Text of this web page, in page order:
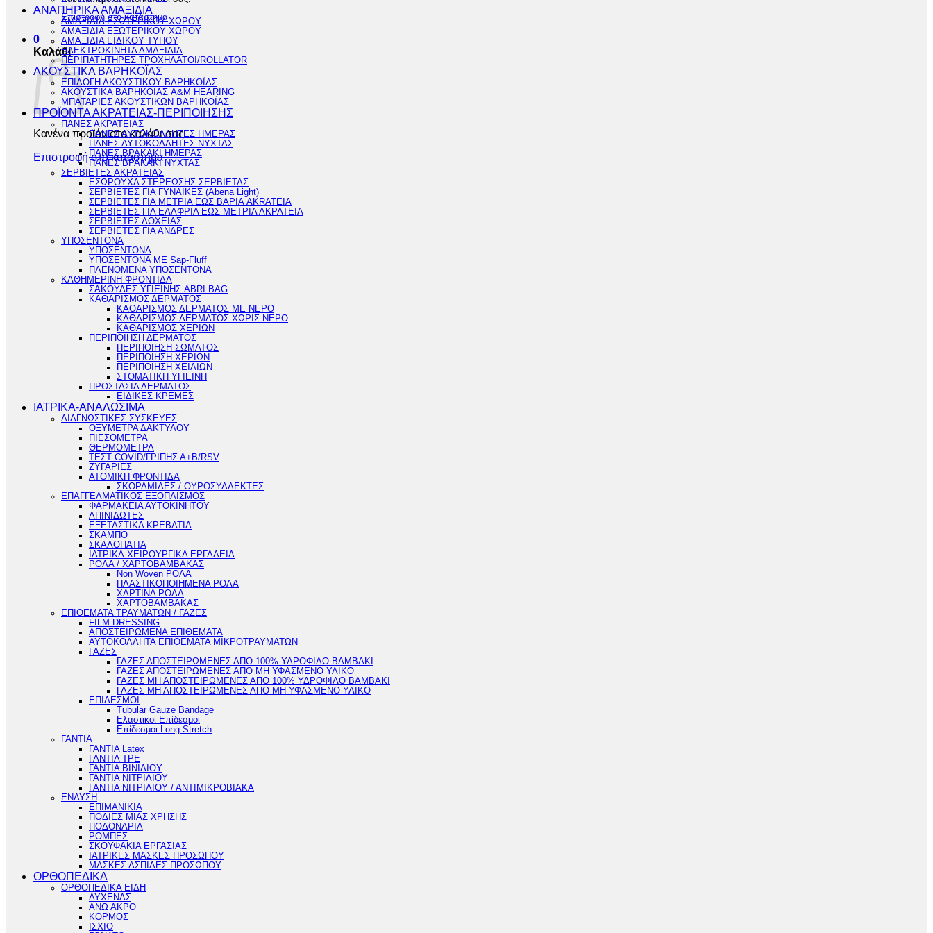
Επιστροφή στο κατάστημα
0
Καλάθι
Κανένα προϊόν στο καλάθι σας.
Επιστροφή στο κατάστημα
ΑΝΑΠΗΡΙΚΑ ΑΜΑΞΙΔΙΑ
ΑΜΑΞΙΔΙΑ ΕΣΩΤΕΡΙΚΟΥ ΧΩΡΟΥ
ΑΜΑΞΙΔΙΑ ΕΞΩΤΕΡΙΚΟΥ ΧΩΡΟΥ
ΑΜΑΞΙΔΙΑ ΕΙΔΙΚΟΥ ΤΥΠΟΥ
ΗΛΕΚΤΡΟΚΙΝΗΤΑ ΑΜΑΞΙΔΙΑ
ΠΕΡΙΠΑΤΗΤΗΡΕΣ ΤΡΟΧΗΛΑΤΟΙ/ROLLATOR
ΑΚΟΥΣΤΙΚΑ ΒΑΡΗΚΟΪΑΣ
ΕΠΙΛΟΓΗ ΑΚΟΥΣΤΙΚΟΥ ΒΑΡΗΚΟΪΑΣ
ΑΚΟΥΣΤΙΚΑ ΒΑΡΗΚΟΪΑΣ A&M HEARING
ΜΠΑΤΑΡΙΕΣ ΑΚΟΥΣΤΙΚΩΝ ΒΑΡΗΚΟΪΑΣ
ΠΡΟΪΟΝΤΑ ΑΚΡΑΤΕΙΑΣ-ΠΕΡΙΠΟΙΗΣΗΣ
ΠΑΝΕΣ ΑΚΡΑΤΕΙΑΣ
ΠΑΝΕΣ ΑΥΤΟΚΟΛΛΗΤΕΣ ΗΜΕΡΑΣ
ΠΑΝΕΣ ΑΥΤΟΚΟΛΛΗΤΕΣ ΝΥΧΤΑΣ
ΠΑΝΕΣ ΒΡΑΚΑΚΙ ΗΜΕΡΑΣ
ΠΑΝΕΣ ΒΡΑΚΑΚΙ ΝΥΧΤΑΣ
ΣΕΡΒΙΕΤΕΣ ΑΚΡΑΤΕΙΑΣ
ΕΣΩΡΟΥΧΑ ΣΤΕΡΕΩΣΗΣ ΣΕΡΒΙΕΤΑΣ
ΣΕΡΒΙΕΤΕΣ ΓΙΑ ΓΥΝΑΙΚΕΣ (Abena Light)
ΣΕΡΒΙΕΤΕΣ ΓΙΑ ΜΕΤΡΙΑ ΕΩΣ ΒΑΡΙΑ AKRATEIA
ΣΕΡΒΙΕΤΕΣ ΓΙΑ ΕΛΑΦΡΙΑ ΕΩΣ ΜΕΤΡΙΑ ΑΚΡΑΤΕΙΑ
ΣΕΡΒΙΕΤΕΣ ΛΟΧΕΙΑΣ
ΣΕΡΒΙΕΤΕΣ ΓΙΑ ΑΝΔΡΕΣ
ΥΠΟΣΕΝΤΟΝΑ
ΥΠΟΣΕΝΤΟΝΑ
ΥΠΟΣΕΝΤΟΝΑ ΜΕ Sap-Fluff
ΠΛΕΝΟΜΕΝΑ ΥΠΟΣΕΝΤΟΝΑ
ΚΑΘΗΜΕΡΙΝΗ ΦΡΟΝΤΙΔΑ
ΣΑΚΟΥΛΕΣ ΥΓΙΕΙΝΗΣ ABRI BAG
ΚΑΘΑΡΙΣΜΟΣ ΔΕΡΜΑΤΟΣ
ΚΑΘΑΡΙΣΜΟΣ ΔΕΡΜΑΤΟΣ ΜΕ ΝΕΡΟ
ΚΑΘΑΡΙΣΜΟΣ ΔΕΡΜΑΤΟΣ ΧΩΡΙΣ ΝΕΡΟ
ΚΑΘΑΡΙΣΜΟΣ ΧΕΡΙΩΝ
ΠΕΡΙΠΟΙΗΣΗ ΔΕΡΜΑΤΟΣ
ΠΕΡΙΠΟΙΗΣΗ ΣΩΜΑΤΟΣ
ΠΕΡΙΠΟΙΗΣΗ ΧΕΡΙΩΝ
ΠΕΡΙΠΟΙΗΣΗ ΧΕΙΛΙΩΝ
ΣΤΟΜΑΤΙΚΗ ΥΓΙΕΙΝΗ
ΠΡΟΣΤΑΣΙΑ ΔΕΡΜΑΤΟΣ
ΕΙΔΙΚΕΣ ΚΡΕΜΕΣ
ΙΑΤΡΙΚΑ-ΑΝΑΛΩΣΙΜΑ
ΔΙΑΓΝΩΣΤΙΚΕΣ ΣΥΣΚΕΥΕΣ
ΟΞΥΜΕΤΡΑ ΔΑΚΤΥΛΟΥ
ΠΙΕΣΟΜΕΤΡΑ
ΘΕΡΜΟΜΕΤΡΑ
ΤΕΣΤ COVID/ΓΡΙΠΗΣ Α+Β/RSV
ΖΥΓΑΡΙΕΣ
ΑΤΟΜΙΚΗ ΦΡΟΝΤΙΔΑ
ΣΚΟΡΑΜΙΔΕΣ / ΟΥΡΟΣΥΛΛΕΚΤΕΣ
ΕΠΑΓΓΕΛΜΑΤΙΚΟΣ ΕΞΟΠΛΙΣΜΟΣ
ΦΑΡΜΑΚΕΙΑ ΑΥΤΟΚΙΝΗΤΟΥ
ΑΠΙΝΙΔΩΤΕΣ
ΕΞΕΤΑΣΤΙΚΑ ΚΡΕΒΑΤΙΑ
ΣΚΑΜΠΟ
ΣΚΑΛΟΠΑΤΙΑ
ΙΑΤΡΙΚΑ-ΧΕΙΡΟΥΡΓΙΚΑ ΕΡΓΑΛΕΙΑ
ΡΟΛΑ / ΧΑΡΤΟΒΑΜΒΑΚΑΣ
Non Woven ΡΟΛΑ
ΠΛΑΣΤΙΚΟΠΟΙΗΜΕΝΑ ΡΟΛΑ
ΧΑΡΤΙΝΑ ΡΟΛΑ
ΧΑΡΤΟΒΑΜΒΑΚΑΣ
ΕΠΙΘΕΜΑΤΑ ΤΡΑΥΜΑΤΩΝ / ΓΑΖΕΣ
FILM DRESSING
ΑΠΟΣΤΕΙΡΩΜΕΝΑ ΕΠΙΘΕΜΑΤΑ
ΑΥΤΟΚΟΛΛΗΤΑ ΕΠΙΘΕΜΑΤΑ ΜΙΚΡΟΤΡΑΥΜΑΤΩΝ
ΓΑΖΕΣ
ΓΑΖΕΣ ΑΠΟΣΤΕΙΡΩΜΕΝΕΣ ΑΠΟ 100% ΥΔΡΟΦΙΛΟ ΒΑΜΒΑΚΙ
ΓΑΖΕΣ ΑΠΟΣΤΕΙΡΩΜΕΝΕΣ ΑΠΟ ΜΗ ΥΦΑΣΜΕΝΟ ΥΛΙΚΟ
ΓΑΖΕΣ ΜΗ ΑΠΟΣΤΕΙΡΩΜΕΝΕΣ ΑΠΟ 100% ΥΔΡΟΦΙΛΟ ΒΑΜΒΑΚΙ
ΓΑΖΕΣ ΜΗ ΑΠΟΣΤΕΙΡΩΜΕΝΕΣ ΑΠΟ ΜΗ ΥΦΑΣΜΕΝΟ ΥΛΙΚΟ
ΕΠΙΔΕΣΜΟΙ
Tubular Gauze Bandage
Ελαστικοί Επίδεσμοι
Επίδεσμοι Long-Stretch
ΓΑΝΤΙΑ
ΓΑΝΤΙΑ Latex
ΓΑΝΤΙΑ TPE
ΓΑΝΤΙΑ ΒΙΝΙΛΙΟΥ
ΓΑΝΤΙΑ ΝΙΤΡΙΛΙΟΥ
ΓΑΝΤΙΑ ΝΙΤΡΙΛΙΟΥ / ΑΝΤΙΜΙΚΡΟΒΙΑΚΑ
ΕΝΔΥΣΗ
ΕΠΙΜΑΝΙΚΙΑ
ΠΟΔΙΕΣ ΜΙΑΣ ΧΡΗΣΗΣ
ΠΟΔΟΝΑΡΙΑ
ΡΟΜΠΕΣ
ΣΚΟΥΦΑΚΙΑ ΕΡΓΑΣΙΑΣ
ΙΑΤΡΙΚΕΣ ΜΑΣΚΕΣ ΠΡΟΣΩΠΟΥ
ΜΑΣΚΕΣ ΑΣΠΙΔΕΣ ΠΡΟΣΩΠΟΥ
ΟΡΘΟΠΕΔΙΚΑ
ΟΡΘΟΠΕΔΙΚΑ ΕΙΔΗ
ΑΥΧΕΝΑΣ
ΑΝΩ ΑΚΡΟ
ΚΟΡΜΟΣ
ΙΣΧΙΟ